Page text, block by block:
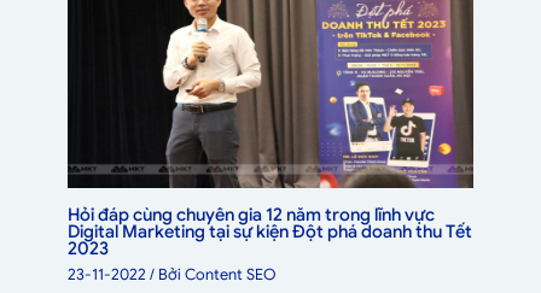
Hỏi đáp cùng chuyên gia 12 năm trong lĩnh vực
Digital Marketing tại sự kiện Đột phá doanh thu Tết
2023
23-11-2022/ BởiContent SEO